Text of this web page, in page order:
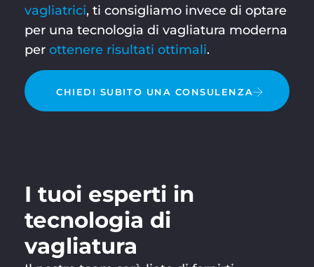
vagliatrici, ti consigliamo invece di optare
per una tecnologia di vagliatura moderna
per ottenere risultati ottimali.
CHIEDI SUBITO UNA CONSULENZA
I tuoi esperti in
tecnologia di
vagliatura